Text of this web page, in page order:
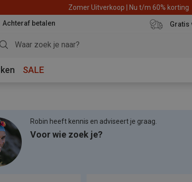
Zomer Uitverkoop | Nu t/m 60% korting
Achteraf betalen Gratis
SALE
Robin heeft kennis en adviseert je graag.
Voor wie zoek je?